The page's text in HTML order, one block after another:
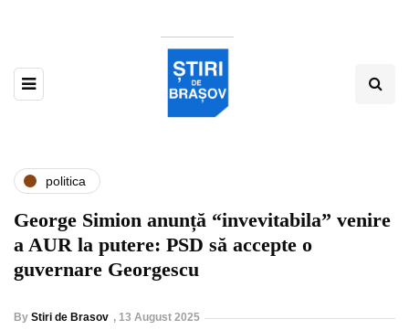
politica
George Simion anunță “invevitabila” venire
a AUR la putere: PSD să accepte o
guvernare Georgescu
By Stiri de Brasov , 13 August 2025